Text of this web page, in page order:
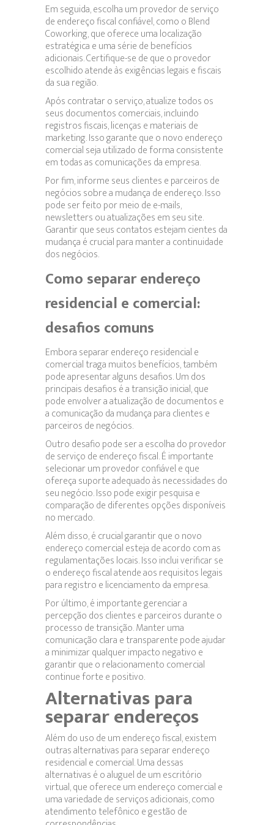
Em seguida, escolha um provedor de serviço
de endereço fiscal confiável, como o Blend
Coworking, que oferece uma localização
estratégica e uma série de benefícios
adicionais. Certifique-se de que o provedor
escolhido atende às exigências legais e fiscais
da sua região.
Após contratar o serviço, atualize todos os
seus documentos comerciais, incluindo
registros fiscais, licenças e materiais de
marketing. Isso garante que o novo endereço
comercial seja utilizado de forma consistente
em todas as comunicações da empresa.
Por fim, informe seus clientes e parceiros de
negócios sobre a mudança de endereço. Isso
pode ser feito por meio de e-mails,
newsletters ou atualizações em seu site.
Garantir que seus contatos estejam cientes da
mudança é crucial para manter a continuidade
dos negócios.
Como separar endereço
residencial e comercial:
desafios comuns
Embora separar endereço residencial e
comercial traga muitos benefícios, também
pode apresentar alguns desafios. Um dos
principais desafios é a transição inicial, que
pode envolver a atualização de documentos e
a comunicação da mudança para clientes e
parceiros de negócios.
Outro desafio pode ser a escolha do provedor
de serviço de endereço fiscal. É importante
selecionar um provedor confiável e que
ofereça suporte adequado às necessidades do
seu negócio. Isso pode exigir pesquisa e
comparação de diferentes opções disponíveis
no mercado.
Além disso, é crucial garantir que o novo
endereço comercial esteja de acordo com as
regulamentações locais. Isso inclui verificar se
o endereço fiscal atende aos requisitos legais
para registro e licenciamento da empresa.
Por último, é importante gerenciar a
percepção dos clientes e parceiros durante o
processo de transição. Manter uma
comunicação clara e transparente pode ajudar
a minimizar qualquer impacto negativo e
garantir que o relacionamento comercial
continue forte e positivo.
Alternativas para
separar endereços
Além do uso de um endereço fiscal, existem
outras alternativas para separar endereço
residencial e comercial. Uma dessas
alternativas é o aluguel de um escritório
virtual, que oferece um endereço comercial e
uma variedade de serviços adicionais, como
atendimento telefônico e gestão de